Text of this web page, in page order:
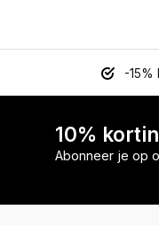
-15%
10%
Abonneer je op